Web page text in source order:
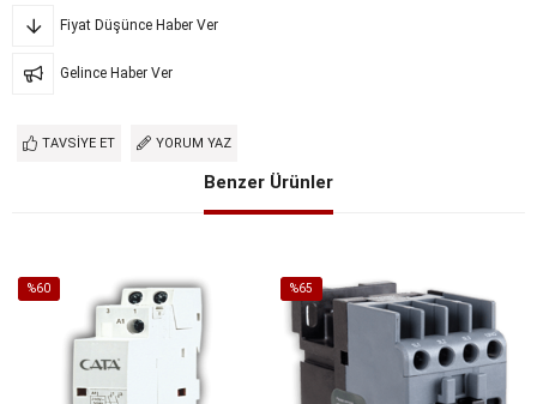
Fiyat Düşünce Haber Ver
Gelince Haber Ver
TAVSIYE ET YORUM YAZ
Benzer Ürünler
%60
%60İndirim
%65
%65İndirim